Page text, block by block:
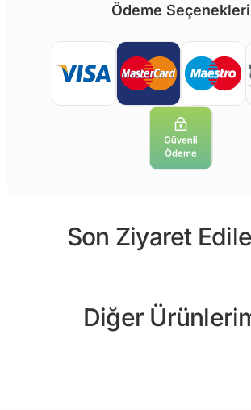
Ödeme Seçenekleri
Son Ziyaret
Diğer